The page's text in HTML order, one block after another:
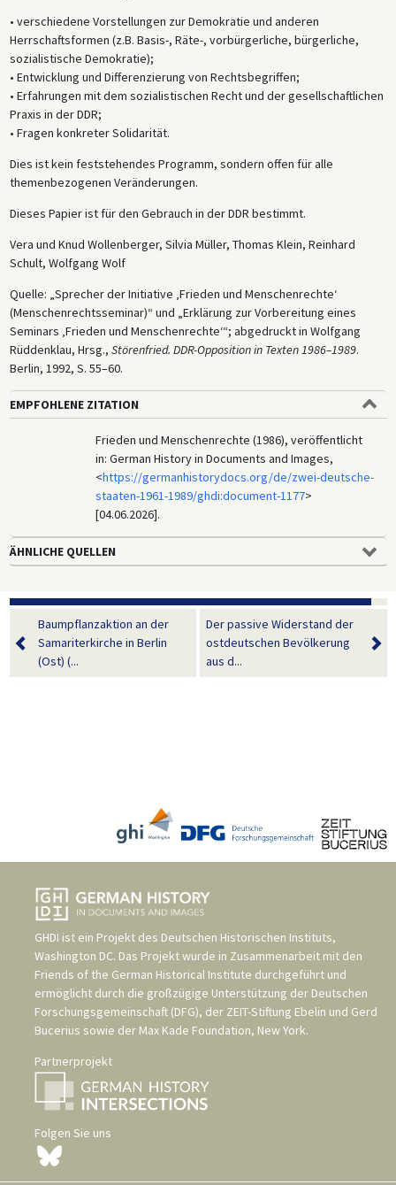
• verschiedene Vorstellungen zur Demokratie und anderen
Herrschaftsformen (z.B. Basis-, Räte-, vorbürgerliche, bürgerliche,
sozialistische Demokratie);
• Entwicklung und Differenzierung von Rechtsbegriffen;
• Erfahrungen mit dem sozialistischen Recht und der gesellschaftlichen
Praxis in der DDR;
• Fragen konkreter Solidarität.
Dies ist kein feststehendes Programm, sondern offen für alle
themenbezogenen Veränderungen.
Dieses Papier ist für den Gebrauch in der DDR bestimmt.
Vera und Knud Wollenberger, Silvia Müller, Thomas Klein, Reinhard
Schult, Wolfgang Wolf
Quelle: „Sprecher der Initiative ‚Frieden und Menschenrechte‘
(Menschenrechtsseminar)“ und „Erklärung zur Vorbereitung eines
Seminars ‚Frieden und Menschenrechte‘“; abgedruckt in Wolfgang
Rüddenklau, Hrsg., Störenfried. DDR-Opposition in Texten 1986–1989.
Berlin, 1992, S. 55–60.
EMPFOHLENE ZITATION
Frieden und Menschenrechte (1986), veröffentlicht
in: German History in Documents and Images,
<https://germanhistorydocs.org/de/zwei-deutsche-
staaten-1961-1989/ghdi:document-1177>
[04.06.2026].
ÄHNLICHE QUELLEN
Baumpflanzaktion an der
Samariterkirche in Berlin
(Ost) (...
Der passive Widerstand der
ostdeutschen Bevölkerung
aus d...
GHDI ist ein Projekt des Deutschen Historischen Instituts,
Washington DC. Das Projekt wurde in Zusammenarbeit mit den
Friends of the German Historical Institute durchgeführt und
ermöglicht durch die großzügige Unterstützung der Deutschen
Forschungsgemeinschaft (DFG), der ZEIT-Stiftung Ebelin und Gerd
Bucerius sowie der Max Kade Foundation, New York.
Partnerprojekt
Folgen Sie uns